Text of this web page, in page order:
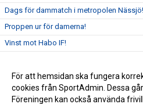
Dags för dammatch i metropolen Nässjö!
Proppen ur för damerna!
Vinst mot Habo IF!
Premiärvinst för damerna!
Förlust i näst sista träningsmatchen
För att hemsidan ska fungera
cookies från SportAdmin. Dessa
Föreningen kan också använda